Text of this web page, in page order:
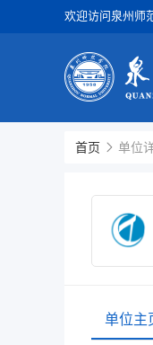
欢迎访问泉州师
首页 单位
单位主